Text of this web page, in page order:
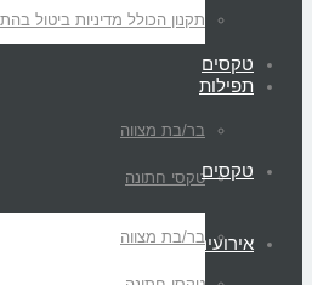
טקסים
בר/בת מצווה
טקסי חתונה
אירועים
תקנון הכולל מדיניות ביטול
תפילות
טקסים
בר/בת מצווה